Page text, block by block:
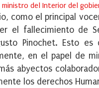
on
ministro del Interior del
como el principal
el fallecimiento de
Pinochet. Esto
en el papel de
abyectos
los derechos